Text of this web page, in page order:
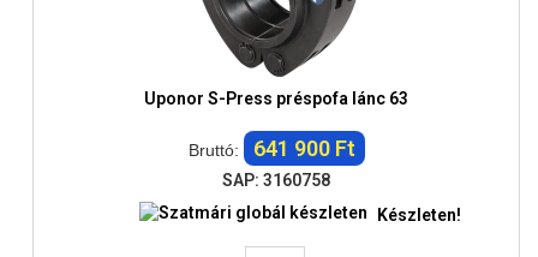
Uponor S-Press préspofa lánc 63
Bruttó: 641 900 Ft
SAP: 3160758
Készleten!